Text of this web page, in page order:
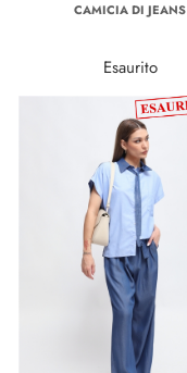
CAMICIA DI JEANS
Esaurito